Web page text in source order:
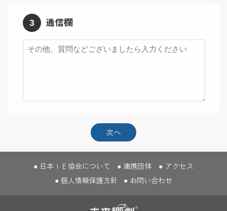
3 通信欄
次へ
日本ＩＥ協会について 連携団体
アクセス
個人情報保護方針
お問い合わせ